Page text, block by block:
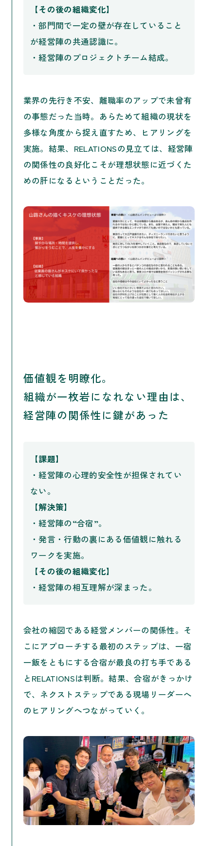
【その後の組織変化】
・部門間で一定の壁が存在していること
が経営陣の共通認識に。
・経営陣のプロジェクトチーム結成。
業界の先行き不安、離職率のアップで未曾有
の事態だった当時。あらためて組織の現状を
多様な角度から捉え直すため、ヒアリングを
実施。結果、RELATIONSの見立ては、経営陣
の関係性の良好化こそが理想状態に近づくた
めの肝になるということだった。
価値観を明瞭化。
組織が一枚岩になれない理由は、
経営陣の関係性に鍵があった
【課題】
・経営陣の心理的安全性が担保されてい
ない。
【解決策】
・経営陣の“合宿”。
・発言・行動の裏にある価値観に触れる
ワークを実施。
【その後の組織変化】
・経営陣の相互理解が深まった。
会社の縮図である経営メンバーの関係性。そ
こにアプローチする最初のステップは、一宿
一飯をともにする合宿が最良の打ち手である
とRELATIONSは判断。結果、合宿がきっかけ
で、ネクストステップである現場リーダーへ
のヒアリングへつながっていく。